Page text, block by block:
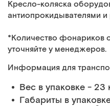
Кресло-коляска
антиопрокидывателями
*Количество фонариков
уточняйте у менеджеров.
Информация для
Вес в упаковке - 23
Габариты в